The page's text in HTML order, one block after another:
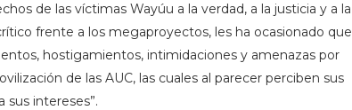
de las víctimas Wayúu a la verdad, a la justicia y a la
frente a los megaproyectos, les ha ocasionado que
hostigamientos, intimidaciones y amenazas por
de las AUC, las cuales al parecer perciben sus
sus intereses”.